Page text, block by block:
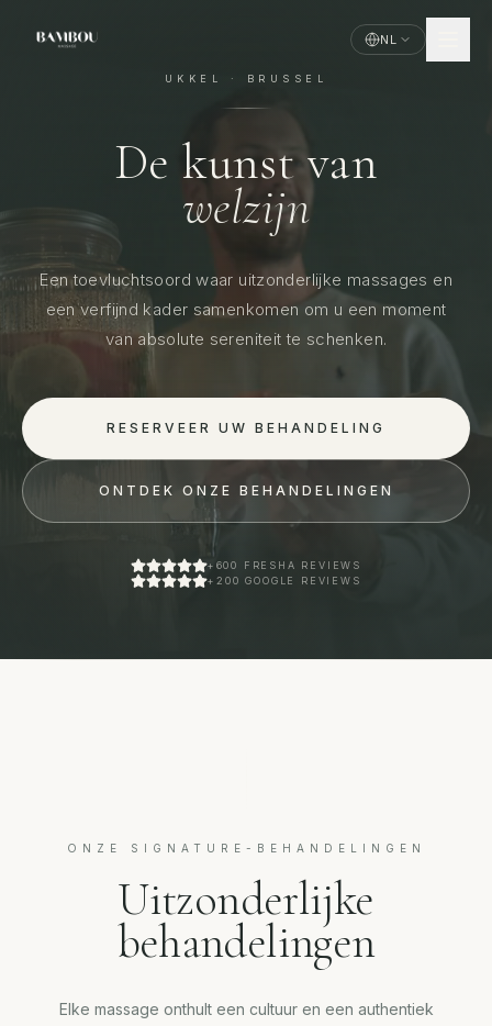
NL
UKKEL · BRUSSEL
De kunst van
welzijn
Een toevluchtsoord waar uitzonderlijke massages en
een verfijnd kader samenkomen om u een moment
van absolute sereniteit te schenken.
RESERVEER UW BEHANDELING
ONTDEK ONZE BEHANDELINGEN
+600 FRESHA REVIEWS
+200 GOOGLE REVIEWS
ONZE SIGNATURE-BEHANDELINGEN
Uitzonderlijke
behandelingen
Elke massage onthult een cultuur en een authentiek